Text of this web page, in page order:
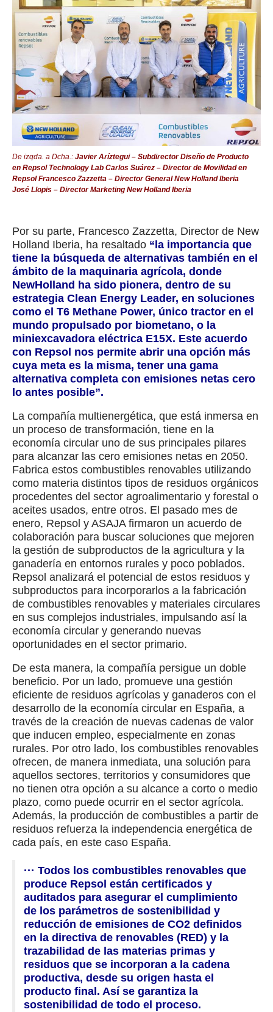
De izqda. a Dcha.: Javier Aríztegui – Subdirector Diseño de Producto
en Repsol Technology Lab Carlos Suárez – Director de Movilidad en
Repsol Francesco Zazzetta – Director General New Holland Iberia
José Llopis – Director Marketing New Holland Iberia
Por su parte, Francesco Zazzetta, Director de New
Holland Iberia, ha resaltado “la importancia que
tiene la búsqueda de alternativas también en el
ámbito de la maquinaria agrícola, donde
NewHolland ha sido pionera, dentro de su
estrategia Clean Energy Leader, en soluciones
como el T6 Methane Power, único tractor en el
mundo propulsado por biometano, o la
miniexcavadora eléctrica E15X. Este acuerdo
con Repsol nos permite abrir una opción más
cuya meta es la misma, tener una gama
alternativa completa con emisiones netas cero
lo antes posible”.
La compañía multienergética, que está inmersa en
un proceso de transformación, tiene en la
economía circular uno de sus principales pilares
para alcanzar las cero emisiones netas en 2050.
Fabrica estos combustibles renovables utilizando
como materia distintos tipos de residuos orgánicos
procedentes del sector agroalimentario y forestal o
aceites usados, entre otros. El pasado mes de
enero, Repsol y ASAJA firmaron un acuerdo de
colaboración para buscar soluciones que mejoren
la gestión de subproductos de la agricultura y la
ganadería en entornos rurales y poco poblados.
Repsol analizará el potencial de estos residuos y
subproductos para incorporarlos a la fabricación
de combustibles renovables y materiales circulares
en sus complejos industriales, impulsando así la
economía circular y generando nuevas
oportunidades en el sector primario.
De esta manera, la compañía persigue un doble
beneficio. Por un lado, promueve una gestión
eficiente de residuos agrícolas y ganaderos con el
desarrollo de la economía circular en España, a
través de la creación de nuevas cadenas de valor
que inducen empleo, especialmente en zonas
rurales. Por otro lado, los combustibles renovables
ofrecen, de manera inmediata, una solución para
aquellos sectores, territorios y consumidores que
no tienen otra opción a su alcance a corto o medio
plazo, como puede ocurrir en el sector agrícola.
Además, la producción de combustibles a partir de
residuos refuerza la independencia energética de
cada país, en este caso España.
··· Todos los combustibles renovables que
produce Repsol están certificados y
auditados para asegurar el cumplimiento
de los parámetros de sostenibilidad y
reducción de emisiones de CO2 definidos
en la directiva de renovables (RED) y la
trazabilidad de las materias primas y
residuos que se incorporan a la cadena
productiva, desde su origen hasta el
producto final. Así se garantiza la
sostenibilidad de todo el proceso.